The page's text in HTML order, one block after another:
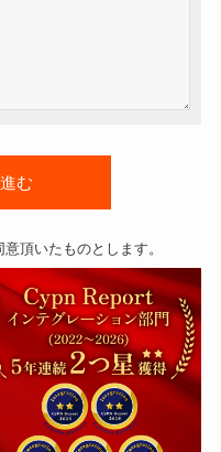
意頂いたものとします。